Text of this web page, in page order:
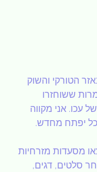
הטורקי והשוק
ששוחזרו
עכו. אני מקווה
יפתח מחדש.
מסעדות מזרחיות
סלטים, דגים,